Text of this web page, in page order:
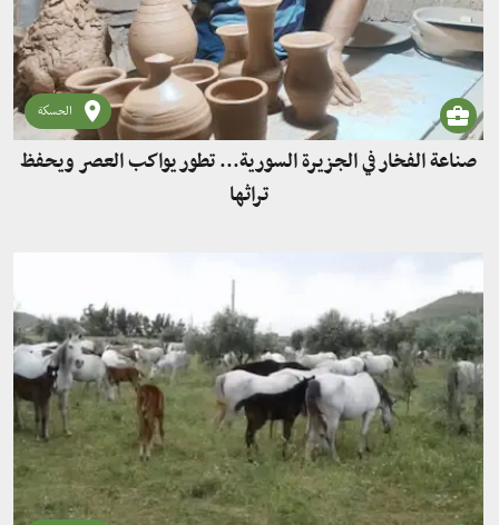
الحسكة
صناعة الفخار في الجزيرة السورية... تطور يواكب العصر ويحفظ
تراثها